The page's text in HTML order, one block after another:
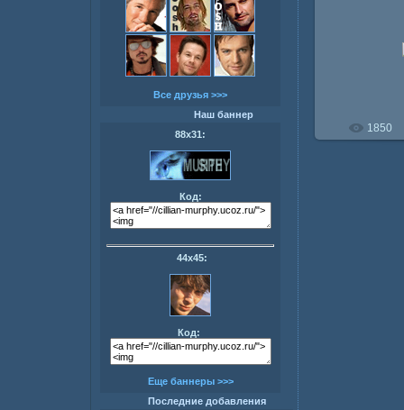
Все друзья >>>
Наш баннер
88х31:
Код:
44х45:
Код:
Еще баннеры >>>
Последние добавления
1850